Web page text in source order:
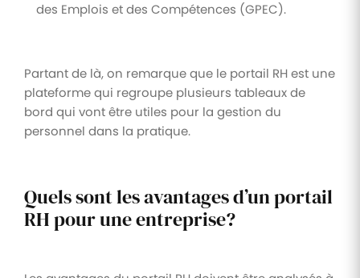
des Emplois et des Compétences (GPEC).
Partant de là, on remarque que le portail RH est une
plateforme qui regroupe plusieurs tableaux de
bord qui vont être utiles pour la gestion du
personnel dans la pratique.
Quels sont les avantages d’un portail
RH pour une entreprise?